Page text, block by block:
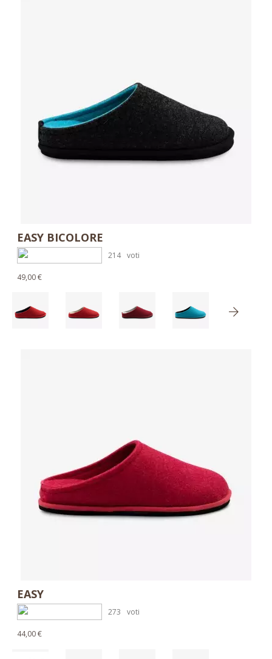
EASY BICOLORE
214 voti
49,00 €
EASY
273 voti
44,00 €